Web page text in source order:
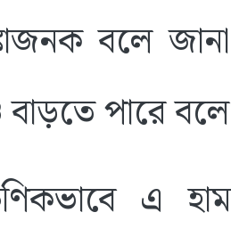
বলে
পারে বলে
এ